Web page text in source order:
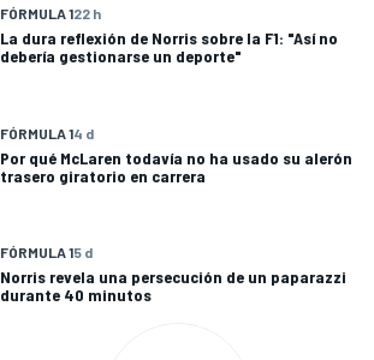
FÓRMULA 122 h
La dura reflexión de Norris sobre la F1: "Así no
debería gestionarse un deporte"
FÓRMULA 14 d
Por qué McLaren todavía no ha usado su alerón
trasero giratorio en carrera
FÓRMULA 15 d
Norris revela una persecución de un paparazzi
durante 40 minutos